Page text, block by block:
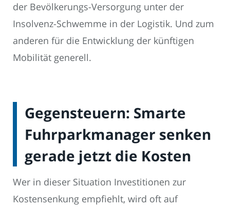
der Bevölkerungs-Versorgung unter der
Insolvenz-Schwemme in der Logistik. Und zum
anderen für die Entwicklung der künftigen
Mobilität generell.
Gegensteuern: Smarte
Fuhrparkmanager senken
gerade jetzt die Kosten
Wer in dieser Situation Investitionen zur
Kostensenkung empfiehlt, wird oft auf